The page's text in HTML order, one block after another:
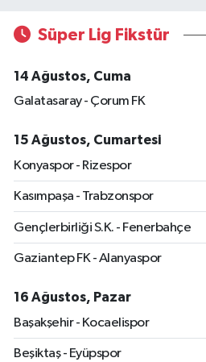
Süper Lig Fikstür
14 Ağustos, Cuma
Galatasaray - Çorum FK
15 Ağustos, Cumartesi
Konyaspor - Rizespor
Kasımpaşa - Trabzonspor
Gençlerbirliği S.K. - Fenerbahçe
Gaziantep FK - Alanyaspor
16 Ağustos, Pazar
Başakşehir - Kocaelispor
Beşiktaş - Eyüpspor